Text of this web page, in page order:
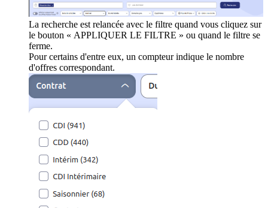
La recherche est relancée avec le filtre quand vous cliquez sur
le bouton « APPLIQUER LE FILTRE » ou quand le filtre se
ferme.
Pour certains d'entre eux, un compteur indique le nombre
d'offres correspondant.